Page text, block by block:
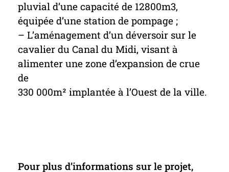
pluvial d’une capacité de 12800m3,
équipée d’une station de pompage ;
– L’aménagement d’un déversoir sur le
cavalier du Canal du Midi, visant à
alimenter une zone d’expansion de crue
de
330 000m² implantée à l’Ouest de la ville.
Pour plus d’informations sur le projet,